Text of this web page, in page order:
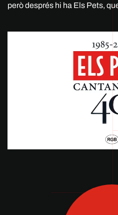
però després hi ha Els Pets,